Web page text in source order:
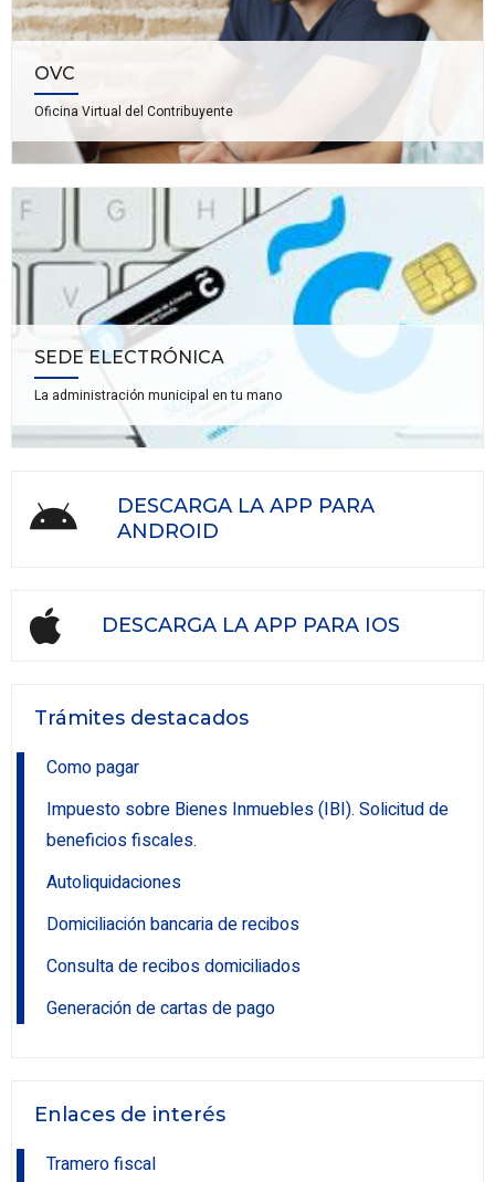
OVC
Oficina Virtual del Contribuyente
SEDE ELECTRÓNICA
La administración municipal en tu mano
DESCARGA LA APP PARA
ANDROID
DESCARGA LA APP PARA IOS
Trámites destacados
Como pagar
Impuesto sobre Bienes Inmuebles (IBI). Solicitud de
beneficios fiscales.
Autoliquidaciones
Domiciliación bancaria de recibos
Consulta de recibos domiciliados
Generación de cartas de pago
Enlaces de interés
Tramero fiscal